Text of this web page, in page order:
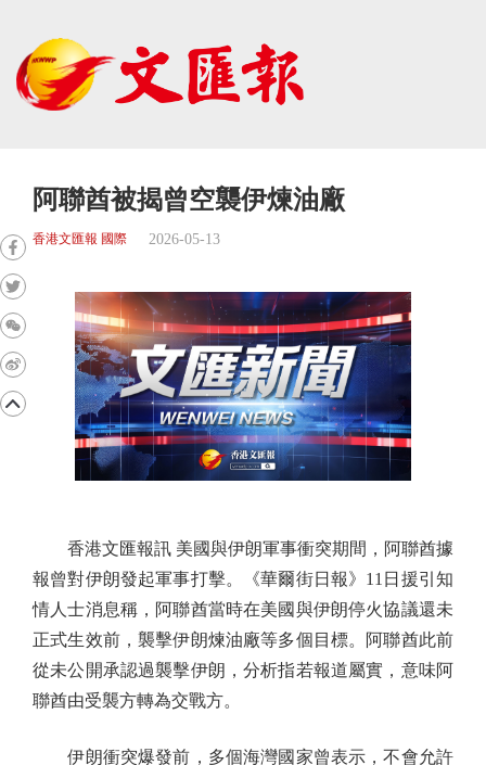
阿聯酋被揭曾空襲伊煉油廠
香港文匯報 國際 2026-05-13
香港文匯報訊 美國與伊朗軍事衝突期間，阿聯酋據
報曾對伊朗發起軍事打擊。《華爾街日報》11日援引知
情人士消息稱，阿聯酋當時在美國與伊朗停火協議還未
正式生效前，襲擊伊朗煉油廠等多個目標。阿聯酋此前
從未公開承認過襲擊伊朗，分析指若報道屬實，意味阿
聯酋由受襲方轉為交戰方。
伊朗衝突爆發前，多個海灣國家曾表示，不會允許